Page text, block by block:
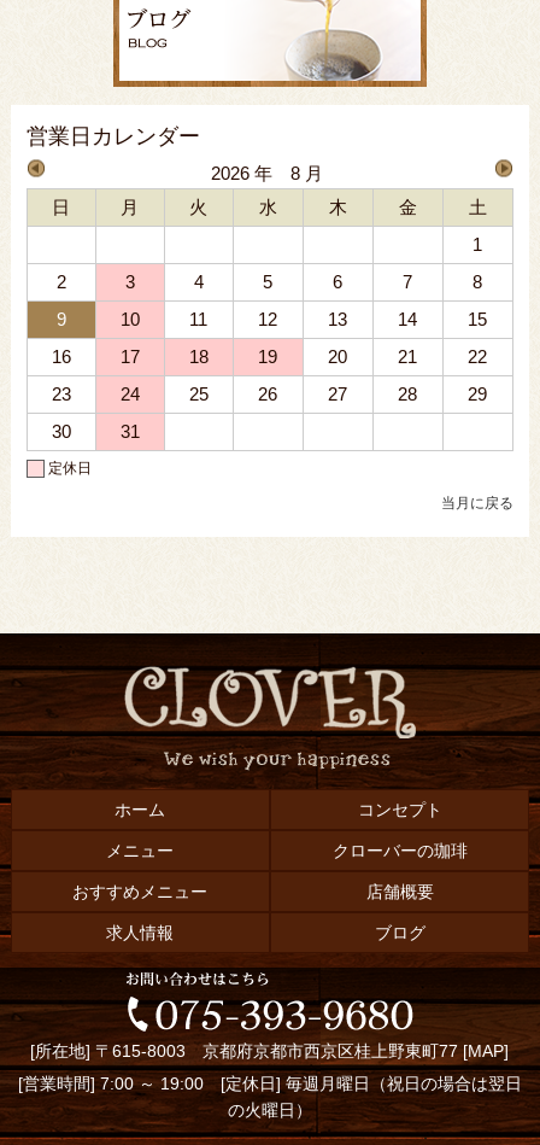
営業日カレンダー
2026 年 8 月
日
月 火 水 木 金
土
1
2
3 4 5 6 7
8
9
10 11 12 13 14
15
16
17 18 19 20 21
22
23
24 25 26 27 28
29
30
31
定休日
当月に戻る
ホーム コンセプト
メニュー クローバーの珈琲
おすすめメニュー 店舗概要
求人情報 ブログ
[所在地] 〒615-8003 京都府京都市西京区桂上野東町77 [MAP]
[営業時間] 7:00 ～ 19:00 [定休日] 毎週月曜日（祝日の場合は翌日
の火曜日）